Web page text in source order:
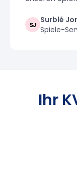
Surblé
Spiele-
Ihr